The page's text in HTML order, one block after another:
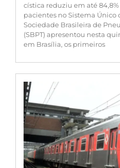
cística reduziu em até
pacientes no Sistema Único
Sociedade Brasileira de
(SBPT) apresentou nesta
em Brasília, os primeiros